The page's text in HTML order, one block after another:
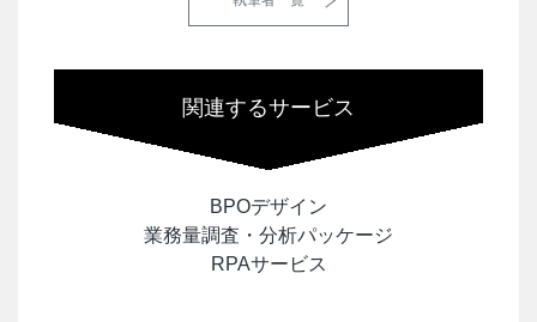
関連するサービス
BPOデザイン
業務量調査・分析パッケージ
RPAサービス